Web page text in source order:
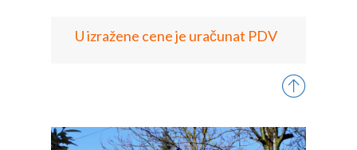
U izražene cene je uračunat PDV